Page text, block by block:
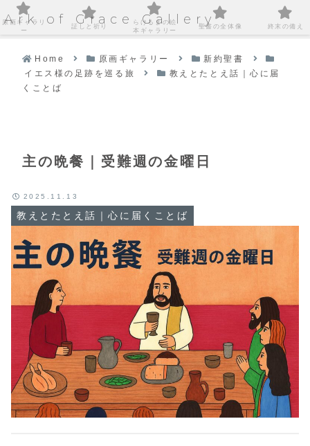
Ark of Grace Gallery
Home 原画ギャラリー
新約聖書
イエス様の足跡を巡る旅
教えとたとえ話｜心に届
くことば
主の晩餐｜受難週の金曜日
教えとたとえ話｜心に届くことば
2025.11.13
原画ギャラリ
ー
証しと祈り
らけるまの絵
本ギャラリー
聖書の全体像 終末の備え